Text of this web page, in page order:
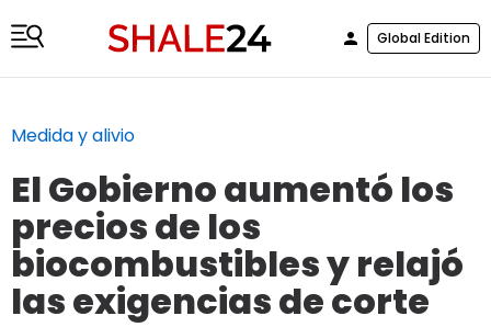
Global Edition
Medida y alivio
El Gobierno aumentó los
precios de los
biocombustibles y relajó
las exigencias de corte